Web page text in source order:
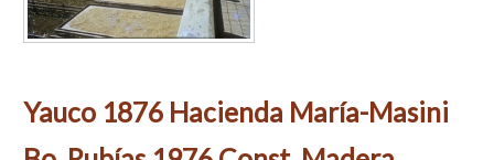
Yauco 1876 Hacienda María-Masini